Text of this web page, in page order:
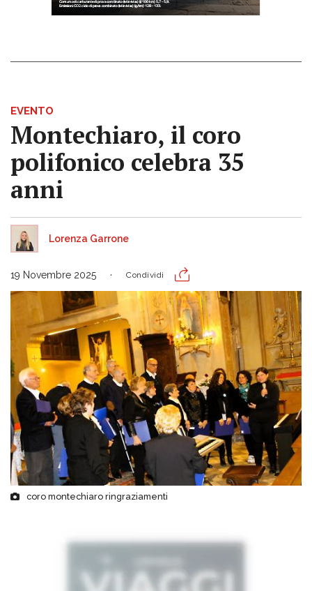
EVENTO
Montechiaro, il coro
polifonico celebra 35
anni
Lorenza Garrone
19 Novembre 2025 Condividi
coro montechiaro ringraziamenti